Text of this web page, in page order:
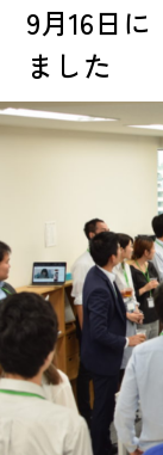
9月16日
ました